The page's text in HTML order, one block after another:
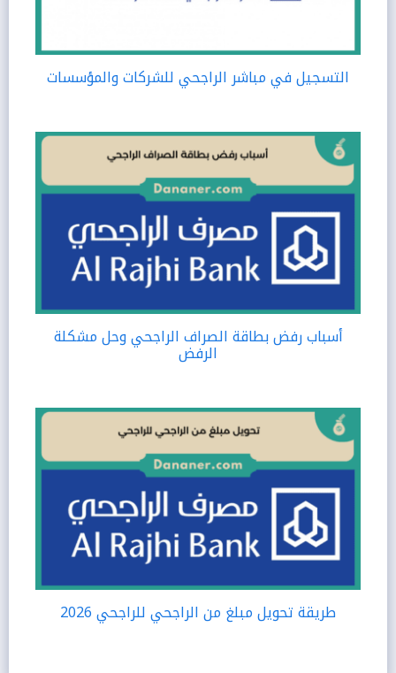
التسجيل في مباشر الراجحي للشركات والمؤسسات
أسباب رفض بطاقة الصراف الراجحي وحل مشكلة
الرفض
طريقة تحويل مبلغ من الراجحي للراجحي 2026